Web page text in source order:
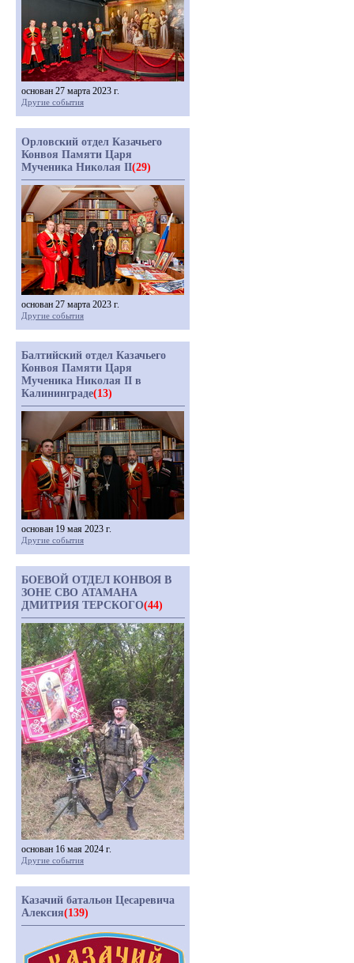
основан 27 марта 2023 г.
Другие события
Орловский отдел Казачьего
Конвоя Памяти Царя
Мученика Николая II(29)
основан 27 марта 2023 г.
Другие события
Балтийский отдел Казачьего
Конвоя Памяти Царя
Мученика Николая II в
Калининграде(13)
основан 19 мая 2023 г.
Другие события
БОЕВОЙ ОТДЕЛ КОНВОЯ В
ЗОНЕ СВО АТАМАНА
ДМИТРИЯ ТЕРСКОГО(44)
основан 16 мая 2024 г.
Другие события
Казачий батальон Цесаревича
Алексия(139)